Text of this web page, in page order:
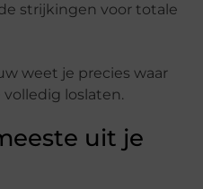
strijkingen voor totale
weet je precies waar
loslaten.
uit je